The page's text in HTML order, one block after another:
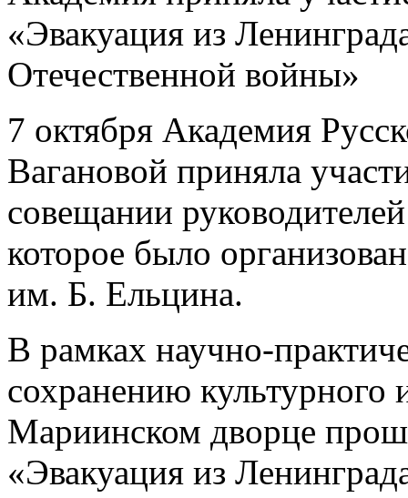
«Эвакуация из
Отечественной войны»
7 октября Академия
Вагановой приняла
совещании
которое было
им. Б. Ельцина.
В рамках научно-
сохранению культурного
Мариинском дворце
«Эвакуация из